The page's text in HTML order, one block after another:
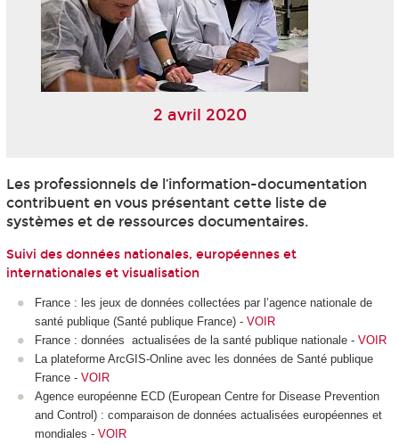
2 avril 2020
Les professionnels de l’information-documentation
contribuent en vous présentant cette liste de
systèmes et de ressources documentaires.
Suivi des données nationales, européennes et
internationales et visualisation
France : les jeux de données collectées par l’agence nationale de
santé publique (Santé publique France) - VOIR
France : données actualisées de la santé publique nationale - VOIR
La plateforme ArcGIS-Online avec les données de Santé publique
France - VOIR
Agence européenne ECD (European Centre for Disease Prevention
and Control) : comparaison de données actualisées européennes et
mondiales - VOIR